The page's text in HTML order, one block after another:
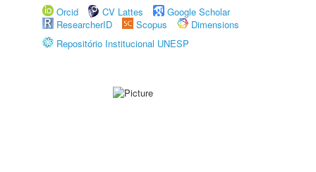
Orcid
CV Lattes
Google Scholar
ResearcherID
Scopus
Dimensions
Repositório Institucional UNESP